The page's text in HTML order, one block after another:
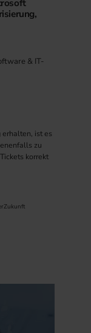
& IT-
ist es
zu
korrekt